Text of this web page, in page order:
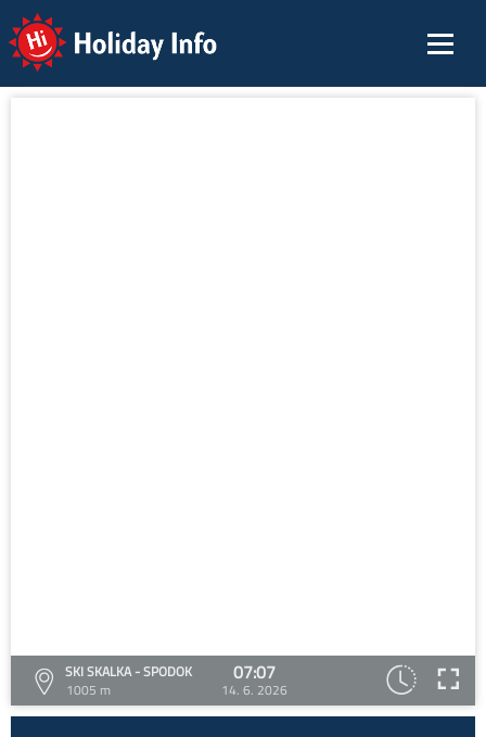
Holiday Info
SKI SKALKA - SPODOK
1005 m
07:07
14. 6. 2026